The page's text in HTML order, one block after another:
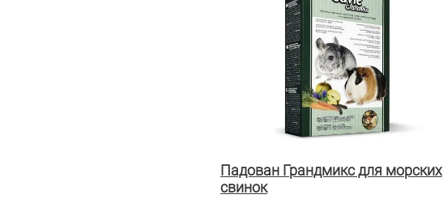
Падован Грандмикс для морских
свинок